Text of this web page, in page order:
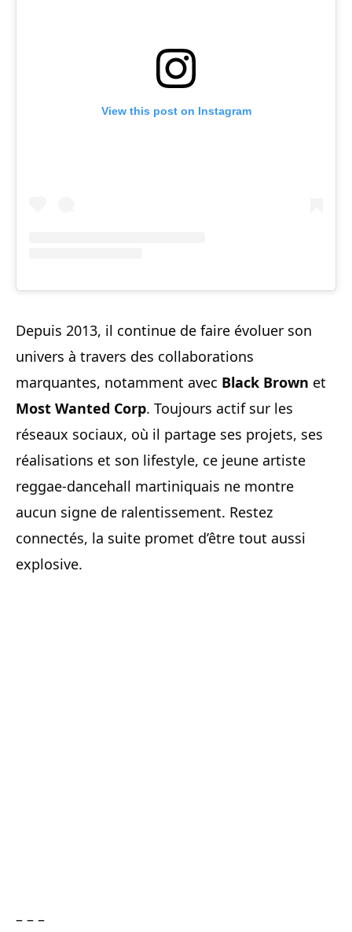
View this post on Instagram
Depuis 2013, il continue de faire évoluer son
univers à travers des collaborations
marquantes, notamment avec Black Brown et
Most Wanted Corp. Toujours actif sur les
réseaux sociaux, où il partage ses projets, ses
réalisations et son lifestyle, ce jeune artiste
reggae-dancehall martiniquais ne montre
aucun signe de ralentissement. Restez
connectés, la suite promet d’être tout aussi
explosive.
– – –